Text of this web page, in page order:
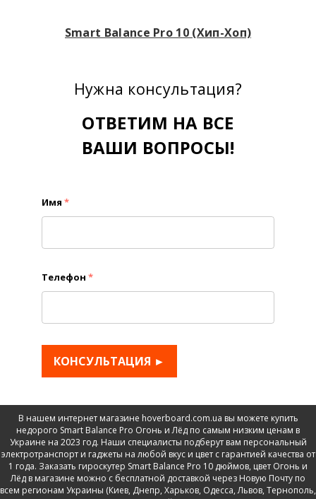
Smart Balance Pro 10 (Хип-Хоп)
Нужна консультация?
ОТВЕТИМ НА ВСЕ
ВАШИ ВОПРОСЫ!
Имя *
Телефон *
КОНСУЛЬТАЦИЯ ►
В нашем интернет магазине hoverboard.com.ua вы можете купить
недорого Smart Balance Pro Огонь и Лёд по самым низким ценам в
Украине на 2023 год. Наши специалисты подберут вам персональный
электротранспорт и гаджеты на любой вкус и цвет с гарантией качества от
1 года. Заказать гироскутер Smart Balance Pro 10 дюймов, цвет Огонь и
Лёд в магазине можно с бесплатной доставкой через Новую Почту по
всем регионам Украины (Киев, Днепр, Харьков, Одесса, Львов, Тернополь,